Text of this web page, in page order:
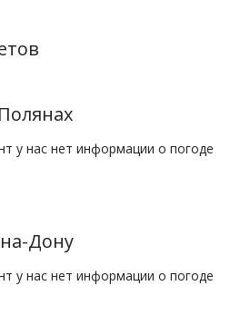
у нас нет информации о погоде
Дону
у нас нет информации о погоде